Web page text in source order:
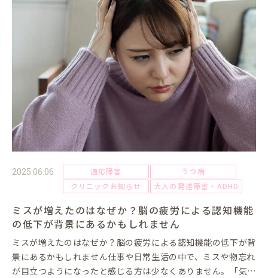
2025.06.06 適応障害
うつ病
クリニックお知らせ
大人の発達障害・ADHD
ミスが増えたのはなぜか？脳の疲労による認知機能
の低下が背景にあるかもしれません
ミスが増えたのはなぜか？脳の疲労による認知機能の低下が背
景にあるかもしれません仕事や日常生活の中で、ミスや物忘れ
が目立つようになったと感じる方は少なくありません。「気を